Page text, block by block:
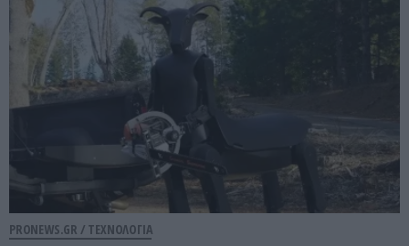
PRONEWS.GR / ΤΕΧΝΟΛΟΓΙΑ